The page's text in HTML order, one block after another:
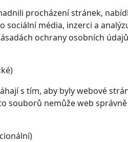
procházení stránek,
sociální média, inzerci a
ochrany osobních
s tím, aby byly webové
souborů nemůže web